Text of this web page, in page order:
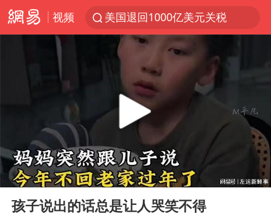
视频
美国退回1000亿美元关税
顾客结账把钱扔地上 服务员霸气扔回
38岁山东财大教授刘海明逝世
台风白海豚或在华东沿海登陆
香港殿堂级填词人黎彼得因病离世 终年76岁
FIFA官方支持因凡蒂诺
41岁女子为鼓励女儿考上985研究生
弹药库存告急 美军补货难
Play
00:00
孩子说出的话总是让人哭笑不得